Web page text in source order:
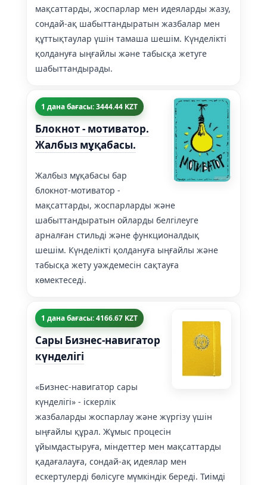
мақсаттарды, жоспарлар мен идеяларды жазу,
сондай-ақ шабыттандыратын жазбалар мен
құттықтаулар үшін тамаша шешім. Күнделікті
қолдануға ыңғайлы және табысқа жетуге
шабыттандырады.
1 дана бағасы: 3444.44 KZT
Блокнот - мотиватор.
Жалбыз мұқабасы.
Жалбыз мұқабасы бар
блокнот-мотиватор -
мақсаттарды, жоспарларды және
шабыттандыратын ойларды белгілеуге
арналған стильді және функционалдық
шешім. Күнделікті қолдануға ыңғайлы және
табысқа жету уәждемесін сақтауға
көмектеседі.
1 дана бағасы: 4166.67 KZT
Сары Бизнес-навигатор
күнделігі
«Бизнес-навигатор сары
күнделігі» - іскерлік
жазбаларды жоспарлау және жүргізу үшін
ыңғайлы құрал. Жұмыс процесін
ұйымдастыруға, міндеттер мен мақсаттарды
қадағалауға, сондай-ақ идеялар мен
ескертулерді бөлісуге мүмкіндік береді. Тиімді